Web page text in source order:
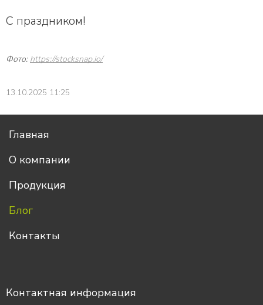
С праздником!
Фото: https://stocksnap.io/
13.10.2025 11:25
Главная
О компании
Продукция
Блог
Контакты
Контактная информация